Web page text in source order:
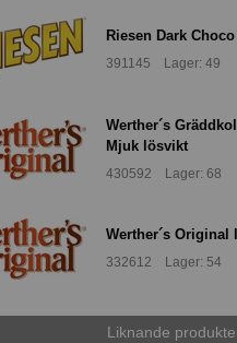
Riesen Dark
391145 Lager: 49
Werther´s
Mjuk lösvikt
430592 Lager: 68
Werther´s Original
332612 Lager: 54
Liknande